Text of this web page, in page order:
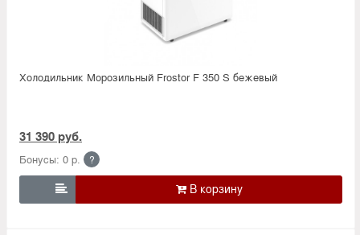
Холодильник Морозильный Frostor F 350 S бежевый
31 390 руб.
Бонусы: 0 р. ?
